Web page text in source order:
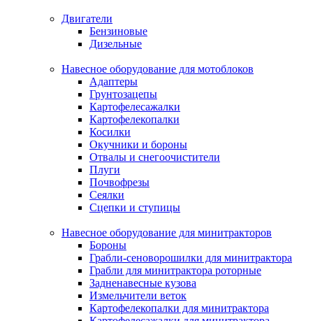
Двигатели
Бензиновые
Дизельные
Навесное оборудование для мотоблоков
Адаптеры
Грунтозацепы
Картофелесажалки
Картофелекопалки
Косилки
Окучники и бороны
Отвалы и снегоочистители
Плуги
Почвофрезы
Сеялки
Сцепки и ступицы
Навесное оборудование для минитракторов
Бороны
Грабли-сеноворошилки для минитрактора
Грабли для минитрактора роторные
Задненавесные кузова
Измельчители веток
Картофелекопалки для минитрактора